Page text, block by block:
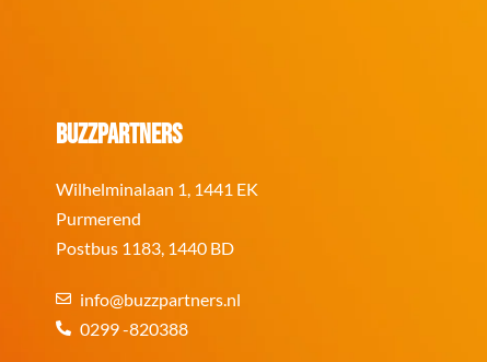
BuzzPartners
Wilhelminalaan 1, 1441 EK
Purmerend
Postbus 1183, 1440 BD
info@buzzpartners.nl
0299 -820388